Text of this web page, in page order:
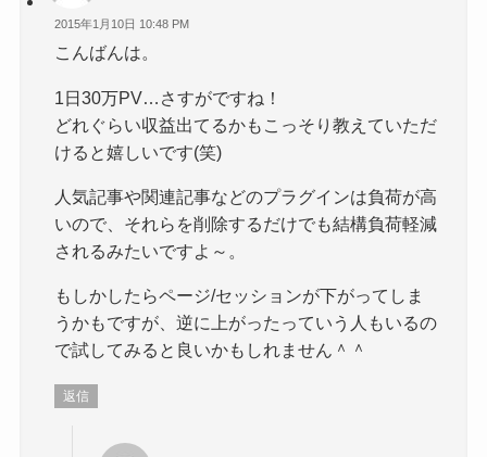
2015年1月10日 10:48 PM
こんばんは。
1日30万PV…さすがですね！
どれぐらい収益出てるかもこっそり教えていただ
けると嬉しいです(笑)
人気記事や関連記事などのプラグインは負荷が高
いので、それらを削除するだけでも結構負荷軽減
されるみたいですよ～。
もしかしたらページ/セッションが下がってしま
うかもですが、逆に上がったっていう人もいるの
で試してみると良いかもしれません＾＾
返信